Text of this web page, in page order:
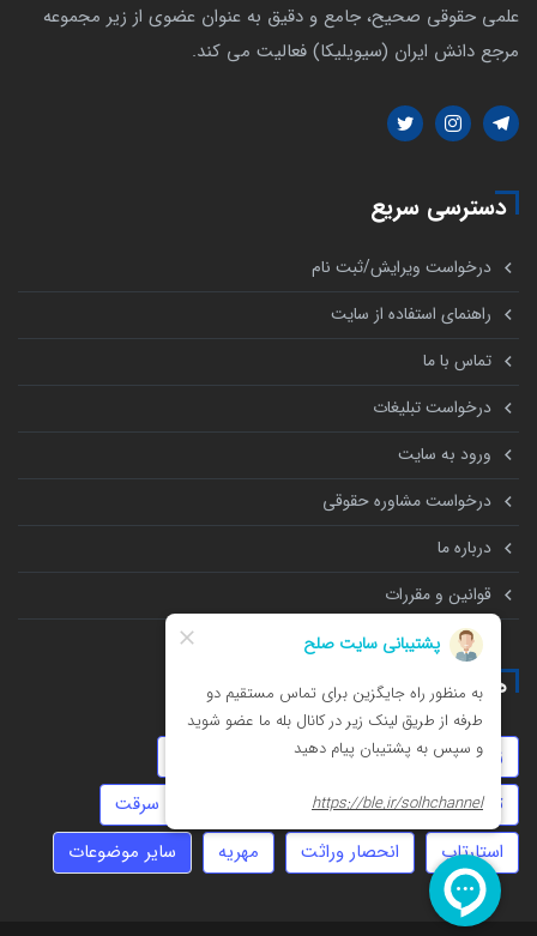
علمی حقوقی صحیح، جامع و دقیق به عنوان عضوی از زیر مجموعه
مرجع دانش ایران (سیویلیکا) فعالیت می کند.
دسترسی سریع
درخواست ویرایش/ثبت نام
راهنمای استفاده از سایت
تماس با ما
درخواست تبلیغات
ورود به سایت
درخواست مشاوره حقوقی
درباره ما
قوانین و مقررات
همه چیز درباره
زورگیری عقد دائم املاک
تنظیم قرارداد
ارث
سرقت
استارتاپ
انحصار وراثت مهریه سایر موضوعات